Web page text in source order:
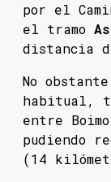
por el
el tramo
distancia
No
habitual,
entre
pudiendo
(14